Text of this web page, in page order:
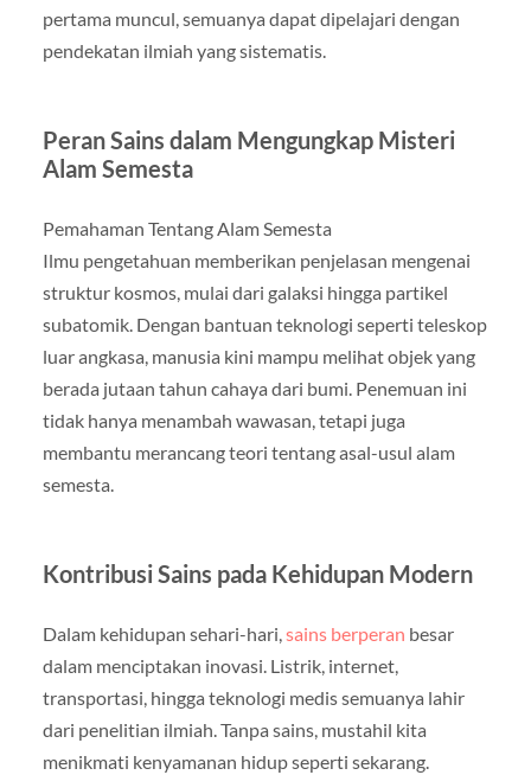
pertama muncul, semuanya dapat dipelajari dengan
pendekatan ilmiah yang sistematis.
Peran Sains dalam Mengungkap Misteri
Alam Semesta
Pemahaman Tentang Alam Semesta
Ilmu pengetahuan memberikan penjelasan mengenai
struktur kosmos, mulai dari galaksi hingga partikel
subatomik. Dengan bantuan teknologi seperti teleskop
luar angkasa, manusia kini mampu melihat objek yang
berada jutaan tahun cahaya dari bumi. Penemuan ini
tidak hanya menambah wawasan, tetapi juga
membantu merancang teori tentang asal-usul alam
semesta.
Kontribusi Sains pada Kehidupan Modern
Dalam kehidupan sehari-hari,sains berperan besar
dalam menciptakan inovasi. Listrik, internet,
transportasi, hingga teknologi medis semuanya lahir
dari penelitian ilmiah. Tanpa sains, mustahil kita
menikmati kenyamanan hidup seperti sekarang.